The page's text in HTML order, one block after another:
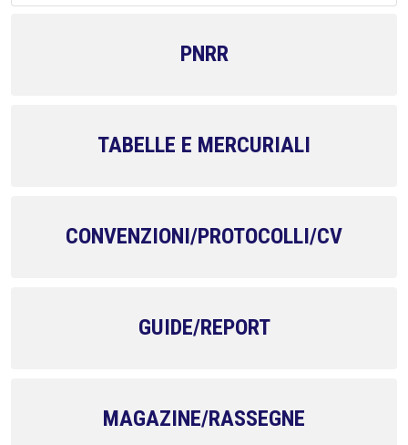
PNRR
TABELLE E MERCURIALI
CONVENZIONI/PROTOCOLLI/CV
GUIDE/REPORT
MAGAZINE/RASSEGNE